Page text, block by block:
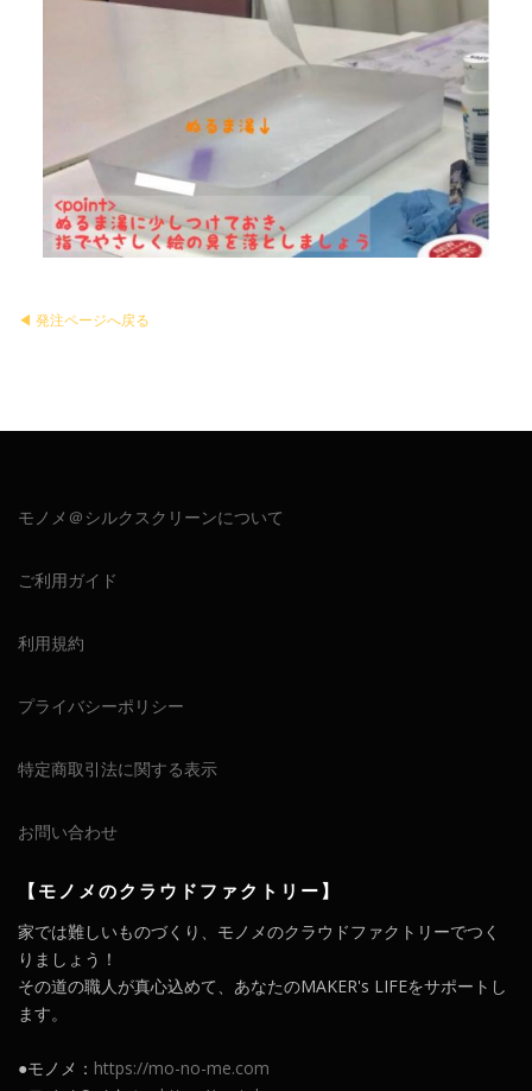
◀︎ 発注ページへ戻る
モノメ＠シルクスクリーンについて
ご利用ガイド
利用規約
プライバシーポリシー
特定商取引法に関する表示
お問い合わせ
【モノメのクラウドファクトリー】
家では難しいものづくり、モノメのクラウドファクトリーでつく
りましょう！
その道の職人が真心込めて、あなたのMAKER's LIFEをサポートし
ます。
●モノメ： https://mo-no-me.com